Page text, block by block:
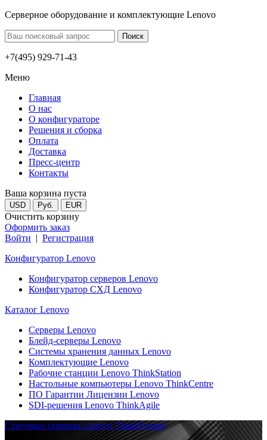
Серверное оборудование и комплектующие Lenovo
+7(495) 929-71-43
Меню
Главная
О нас
О конфигураторе
Решения и сборка
Оплата
Доставка
Пресс-центр
Контакты
Ваша корзина пуста
USD Руб. EUR
Очистить корзину
Оформить заказ
Войти | Регистрация
Конфигуратор Lenovo
Конфигуратор серверов Lenovo
Конфигуратор СХД Lenovo
Каталог Lenovo
Серверы Lenovo
Блейд-серверы Lenovo
Системы хранения данных Lenovo
Комплектующие Lenovo
Рабочие станции Lenovo ThinkStation
Настольные компьютеры Lenovo ThinkCentre
ПО Гарантии Лицензии Lenovo
SDI-решения Lenovo ThinkAgile
Стоечные серверы Lenovo ThinkSystem